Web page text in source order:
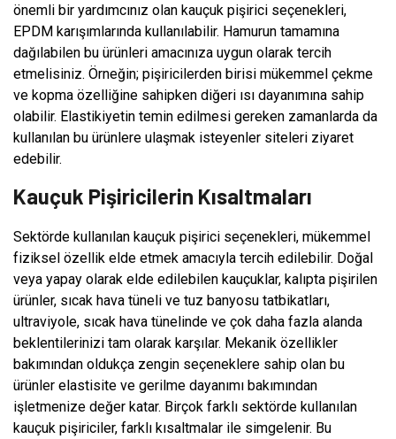
önemli bir yardımcınız olan kauçuk pişirici seçenekleri,
EPDM karışımlarında kullanılabilir. Hamurun tamamına
dağılabilen bu ürünleri amacınıza uygun olarak tercih
etmelisiniz. Örneğin; pişiricilerden birisi mükemmel çekme
ve kopma özelliğine sahipken diğeri ısı dayanımına sahip
olabilir. Elastikiyetin temin edilmesi gereken zamanlarda da
kullanılan bu ürünlere ulaşmak isteyenler siteleri ziyaret
edebilir.
Kauçuk Pişiricilerin Kısaltmaları
Sektörde kullanılan kauçuk pişirici seçenekleri, mükemmel
fiziksel özellik elde etmek amacıyla tercih edilebilir. Doğal
veya yapay olarak elde edilebilen kauçuklar, kalıpta pişirilen
ürünler, sıcak hava tüneli ve tuz banyosu tatbikatları,
ultraviyole, sıcak hava tünelinde ve çok daha fazla alanda
beklentilerinizi tam olarak karşılar. Mekanik özellikler
bakımından oldukça zengin seçeneklere sahip olan bu
ürünler elastisite ve gerilme dayanımı bakımından
işletmenize değer katar. Birçok farklı sektörde kullanılan
kauçuk pişiriciler, farklı kısaltmalar ile simgelenir. Bu